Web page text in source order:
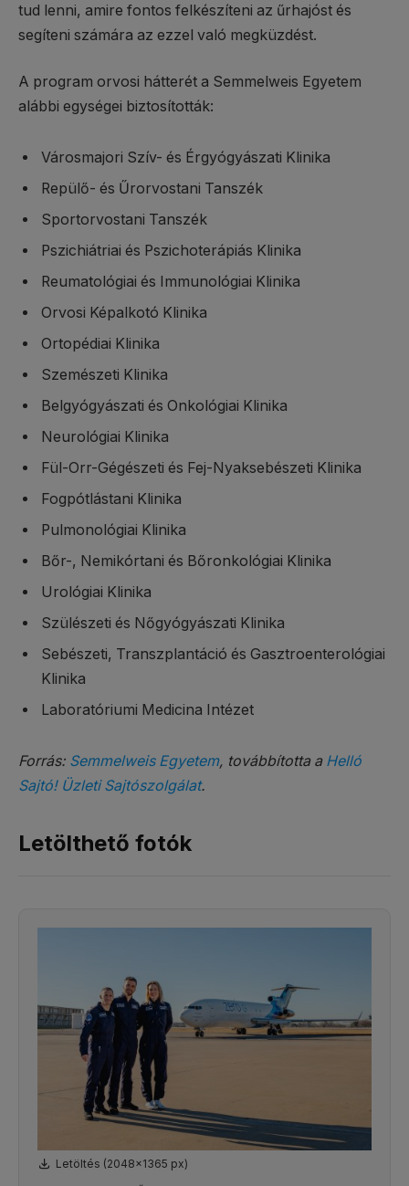
tud lenni, amire fontos felkészíteni az űrhajóst és
segíteni számára az ezzel való megküzdést.
A program orvosi hátterét a Semmelweis Egyetem
alábbi egységei biztosították:
Városmajori Szív- és Érgyógyászati Klinika
Repülő- és Űrorvostani Tanszék
Sportorvostani Tanszék
Pszichiátriai és Pszichoterápiás Klinika
Reumatológiai és Immunológiai Klinika
Orvosi Képalkotó Klinika
Ortopédiai Klinika
Szemészeti Klinika
Belgyógyászati és Onkológiai Klinika
Neurológiai Klinika
Fül-Orr-Gégészeti és Fej-Nyaksebészeti Klinika
Fogpótlástani Klinika
Pulmonológiai Klinika
Bőr-, Nemikórtani és Bőronkológiai Klinika
Urológiai Klinika
Szülészeti és Nőgyógyászati Klinika
Sebészeti, Transzplantáció és Gasztroenterológiai
Klinika
Laboratóriumi Medicina Intézet
Forrás: Semmelweis Egyetem, továbbította a Helló
Sajtó! Üzleti Sajtószolgálat.
Letölthető fotók
Letöltés (2048x1365 px)